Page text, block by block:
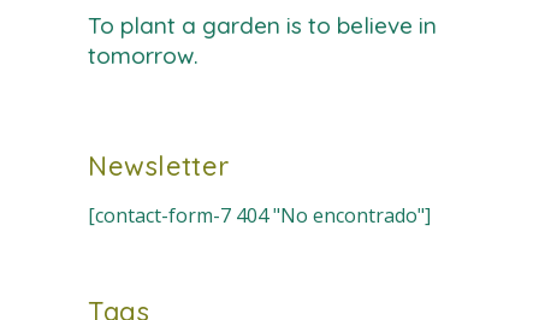
To plant a garden is to believe in
tomorrow.
Newsletter
[contact-form-7 404 "No encontrado"]
Tags